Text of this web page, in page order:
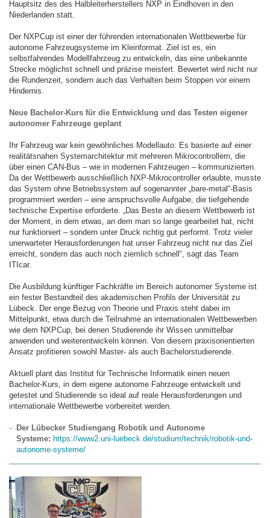
Hauptsitz des des Halbleiterherstellers NXP in Eindhoven in den
Niederlanden statt.
Der NXPCup ist einer der führenden internationalen Wettbewerbe für
autonome Fahrzeugsysteme im Kleinformat. Ziel ist es, ein
selbstfahrendes Modellfahrzeug zu entwickeln, das eine unbekannte
Strecke möglichst schnell und präzise meistert. Bewertet wird nicht nur
die Rundenzeit, sondern auch das Verhalten beim Stoppen vor einem
Hindernis.
Neue Bachelor-Kurs für die Entwicklung und das Testen eigener
autonomer Fahrzeuge geplant
Ihr Fahrzeug war kein gewöhnliches Modellauto: Es basierte auf einer
realitätsnahen Systemarchitektur mit mehreren Mikrocontrollern, die
über einen CAN-Bus – wie in modernen Fahrzeugen – kommunizierten.
Da der Wettbewerb ausschließlich NXP-Mikrocontroller erlaubte, musste
das System ohne Betriebssystem auf sogenannter „bare-metal“-Basis
programmiert werden – eine anspruchsvolle Aufgabe, die tiefgehende
technische Expertise erforderte. „Das Beste an diesem Wettbewerb ist
der Moment, in dem etwas, an dem man so lange gearbeitet hat, nicht
nur funktioniert – sondern unter Druck richtig gut performt. Trotz vieler
unerwarteter Herausforderungen hat unser Fahrzeug nicht nur das Ziel
erreicht, sondern das auch noch ziemlich schnell“, sagt das Team
ITIcar.
Die Ausbildung künftiger Fachkräfte im Bereich autonomer Systeme ist
ein fester Bestandteil des akademischen Profils der Universität zu
Lübeck. Der enge Bezug von Theorie und Praxis steht dabei im
Mittelpunkt, etwa durch die Teilnahme an internationalen Wettbewerben
wie dem NXPCup, bei denen Studierende ihr Wissen unmittelbar
anwenden und weiterentwickeln können. Von diesem praxisorientierten
Ansatz profitieren sowohl Master- als auch Bachelorstudierende.
Aktuell plant das Institut für Technische Informatik einen neuen
Bachelor-Kurs, in dem eigene autonome Fahrzeuge entwickelt und
getestet und Studierende so ideal auf reale Herausforderungen und
internationale Wettbewerbe vorbereitet werden.
Der Lübecker Studiengang Robotik und Autonome
Systeme: https://www2.uni-luebeck.de/studium/technik/robotik-und-
autonome-systeme/